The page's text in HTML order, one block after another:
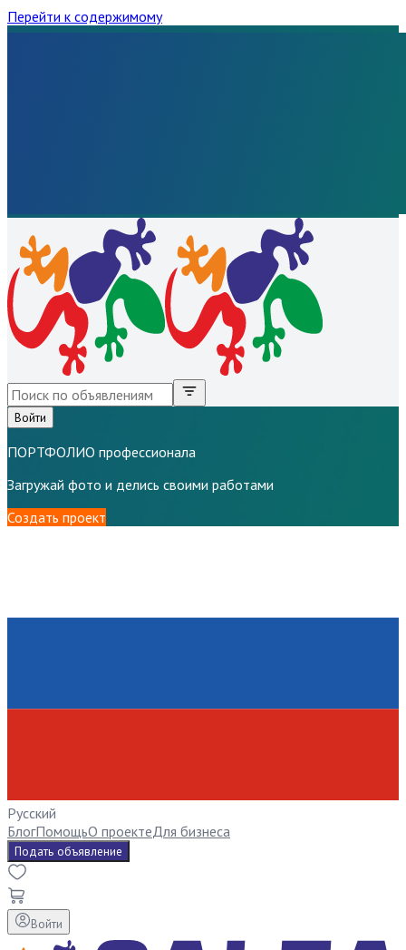
Перейти к содержимому
Войти
ПОРТФОЛИО профессионала
Загружай фото и делись своими работами
Создать проект
Русский
БлогПомощьО проектеДля бизнеса
Подать объявление
Войти